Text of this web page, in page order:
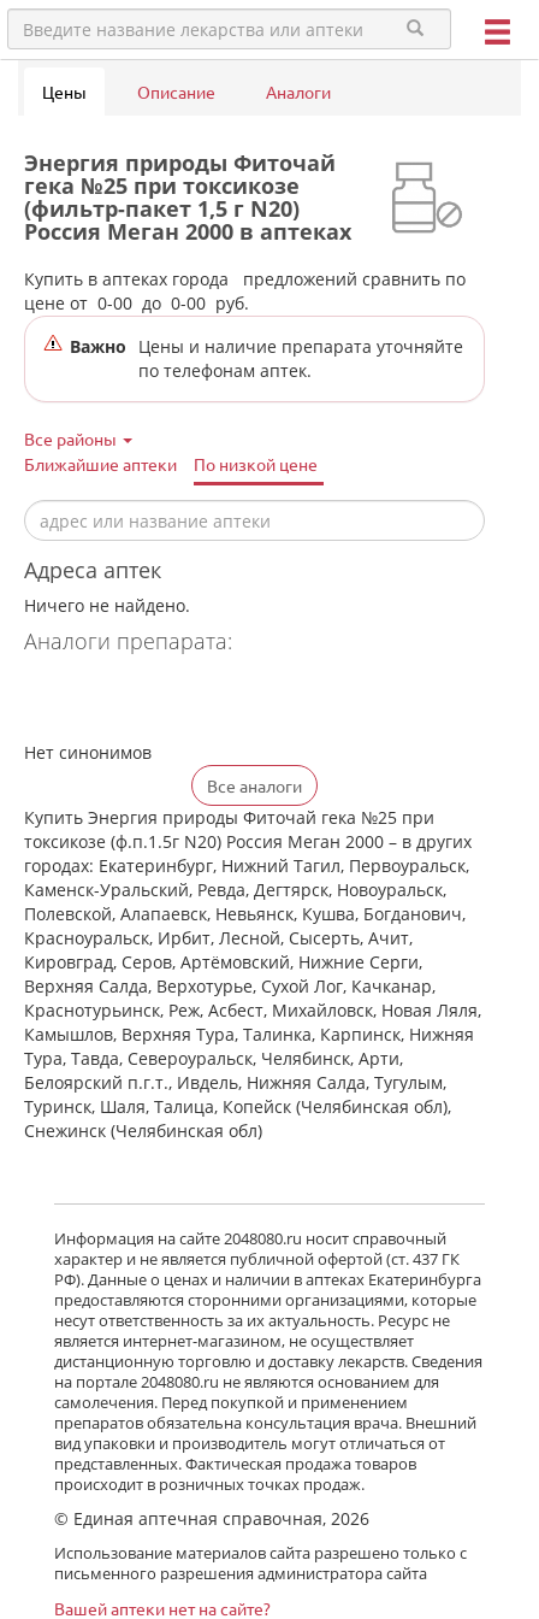
Цены Описание Аналоги
Энергия природы Фиточай
гека №25 при токсикозе
(фильтр-пакет 1,5 г N20)
Россия Меган 2000 в аптеках
Купить в аптеках города
предложений сравнить по
цене от 0-00 до 0-00 руб.
Важно
Цены и наличие препарата уточняйте
по телефонам аптек.
Все районы
Ближайшие аптеки
По низкой цене
Адреса аптек
Ничего не найдено.
Аналоги препарата:
Нет синонимов
Все аналоги
Купить Энергия природы Фиточай гека №25 при
токсикозе (ф.п.1.5г N20) Россия Меган 2000 – в других
городах: Екатеринбург, Нижний Тагил, Первоуральск,
Каменск-Уральский, Ревда, Дегтярск, Новоуральск,
Полевской, Алапаевск, Невьянск, Кушва, Богданович,
Красноуральск, Ирбит, Лесной, Сысерть, Ачит,
Кировград, Серов, Артёмовский, Нижние Cерги,
Верхняя Салда, Верхотурье, Сухой Лог, Качканар,
Краснотурьинск, Реж, Асбест, Михайловск, Новая Ляля,
Камышлов, Верхняя Тура, Талинка, Карпинск, Нижняя
Тура, Тавда, Североуральск, Челябинск, Арти,
Белоярский п.г.т., Ивдель, Нижняя Салда, Тугулым,
Туринск, Шаля, Талица, Копейск (Челябинская обл),
Снежинск (Челябинская обл)
Информация на сайте 2048080.ru носит справочный
характер и не является публичной офертой (ст. 437 ГК
РФ). Данные о ценах и наличии в аптеках Екатеринбурга
предоставляются сторонними организациями, которые
несут ответственность за их актуальность. Ресурс не
является интернет-магазином, не осуществляет
дистанционную торговлю и доставку лекарств. Сведения
на портале 2048080.ru не являются основанием для
самолечения. Перед покупкой и применением
препаратов обязательна консультация врача. Внешний
вид упаковки и производитель могут отличаться от
представленных. Фактическая продажа товаров
происходит в розничных точках продаж.
© Единая аптечная справочная, 2026
Использование материалов сайта разрешено только с
письменного разрешения администратора сайта
Вашей аптеки нет на сайте?